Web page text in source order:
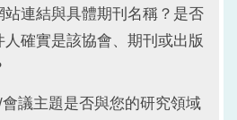
站連結與具體期刊名稱？是否
人確實是該協會、期刊或出版
議主題是否與您的研究領域